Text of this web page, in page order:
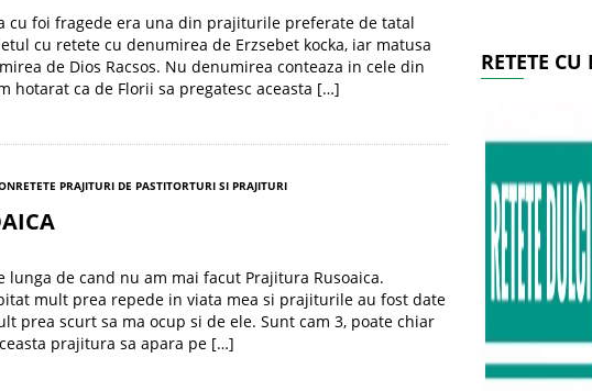
cu foi fragede era una din prajiturile preferate de tatal
cu retete cu denumirea de Erzsebet kocka, iar matusa
de Dios Racsos. Nu denumirea conteaza in cele din
hotarat ca de Florii sa pregatesc aceasta […]
RETETE PRAJITURI DE PASTITORTURI SI PRAJITURI
lunga de cand nu am mai facut Prajitura Rusoaica.
mult prea repede in viata mea si prajiturile au fost date
prea scurt sa ma ocup si de ele. Sunt cam 3, poate chiar
prajitura sa apara pe […]
RETETE